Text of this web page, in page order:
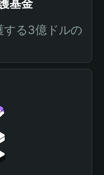
基金
する3億ドルの